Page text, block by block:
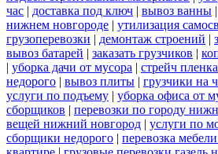
час | доставка под ключ | вывоз ванны |
нижнем новгороде | утилизация
грузоперевозки | демонтаж строений |
вывоз батарей | заказать грузчиков |
| уборка дачи от мусора | стрейч пленка
недорого | вывоз плиты | грузчики на
услуги по подъему | уборка офиса от
сборщиков | перевозки по городу
вещей нижний новгород | услуги по
сборщики недорого | перевозка